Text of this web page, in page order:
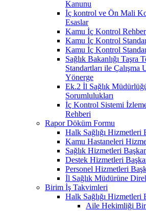
Kanunu
İç kontrol ve Ön Mali
Esaslar
Kamu İç Kontrol
Kamu İç Kontrol
Kamu İç Kontrol
Sağlık Bakanlığı Taşra
Standartları ile Çalışma
Yönerge
Ek.2 İl Sağlık
Sorumlulukları
İç Kontrol Sistemi
Rehberi
Rapor Döküm Formu
Halk Sağlığı Hizmetleri
Kamu Hastaneleri
Sağlık Hizmetleri
Destek Hizmetleri
Personel Hizmetleri
İl Sağlık Müdürüne
Birim İş Takvimleri
Halk Sağlığı Hizmetleri
Aile Hekimliği